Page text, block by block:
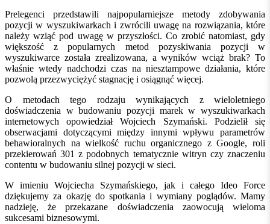
Prelegenci przedstawili najpopularniejsze metody zdobywania
pozycji w wyszukiwarkach i zwrócili uwagę na rozwiązania, które
należy wziąć pod uwagę w przyszłości. Co zrobić natomiast, gdy
większość z popularnych metod pozyskiwania pozycji w
wyszukiwarce została zrealizowana, a wyników wciąż brak? To
właśnie wtedy nadchodzi czas na niesztampowe działania, które
pozwolą przezwyciężyć stagnację i osiągnąć więcej.
O metodach tego rodzaju wynikających z wieloletniego
doświadczenia w budowaniu pozycji marek w wyszukiwarkach
internetowych opowiedział Wojciech Szymański. Podzielił się
obserwacjami dotyczącymi między innymi wpływu parametrów
behawioralnych na wielkość ruchu organicznego z Google, roli
przekierowań 301 z podobnych tematycznie witryn czy znaczeniu
contentu w budowaniu silnej pozycji w sieci.
W imieniu Wojciecha Szymańskiego, jak i całego Ideo Force
dziękujemy za okazję do spotkania i wymiany poglądów. Mamy
nadzieję, że przekazane doświadczenia zaowocują wieloma
sukcesami biznesowymi.